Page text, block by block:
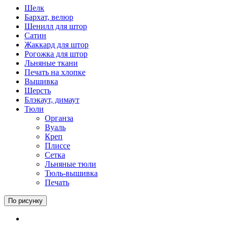
Шелк
Бархат, велюр
Шенилл для штор
Сатин
Жаккард для штор
Рогожка для штор
Льняные ткани
Печать на хлопке
Вышивка
Шерсть
Блэкаут, димаут
Тюли
Органза
Вуаль
Креп
Плиссе
Сетка
Льняные тюли
Тюль-вышивка
Печать
По рисунку